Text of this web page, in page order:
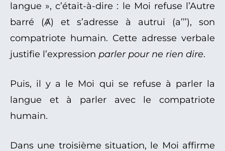
langue », c’était-à-dire : le Moi refuse l’Autre
barré (Ⱥ) et s’adresse à autrui (a’’’), son
compatriote humain. Cette adresse verbale
justifie l’expression parler pour ne rien dire.
Puis, il y a le Moi qui se refuse à parler la
langue et à parler avec le compatriote
humain.
Dans une troisième situation, le Moi affirme